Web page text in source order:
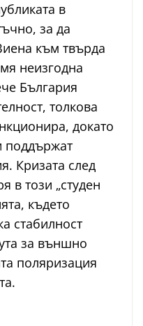
в
за да
към твърда
неизгодна
България
толкова
докато
поддържат
Кризата след
в този „студен
където
стабилност
за външно
поляризация